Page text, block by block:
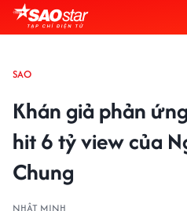
SAO
Khán giả phản
hit 6 tỷ view của
Chung